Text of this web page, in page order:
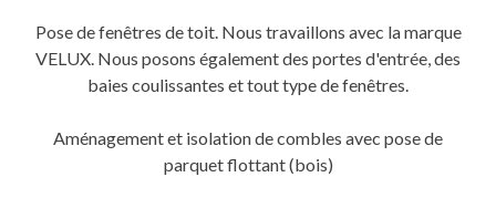
Pose de fenêtres de toit. Nous travaillons avec la marque
VELUX. Nous posons également des portes d'entrée, des
baies coulissantes et tout type de fenêtres.
Aménagement et isolation de combles avec pose de
parquet flottant (bois)